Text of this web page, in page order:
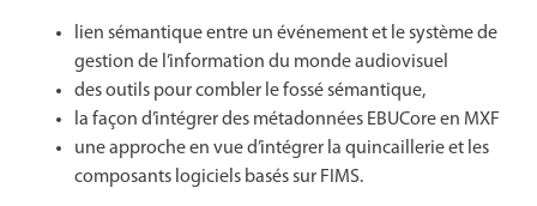
lien sémantique entre un événement et le système de
gestion de l’information du monde audiovisuel
des outils pour combler le fossé sémantique,
la façon d’intégrer des métadonnées EBUCore en MXF
une approche en vue d’intégrer la quincaillerie et les
composants logiciels basés sur FIMS.